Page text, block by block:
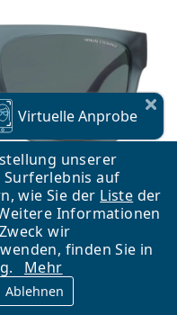
unserer
Surferlebnis auf
wie Sie der Liste der
Informationen
wir
finden Sie in
.
Mehr
Ablehnen
816587 55
VirtuelleAnprobe